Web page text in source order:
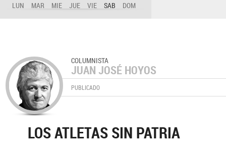
LUN MAR MIE JUE VIE SAB DOM
COLUMNISTA
JUAN JOSÉ HOYOS
PUBLICADO
LOS ATLETAS SIN PATRIA